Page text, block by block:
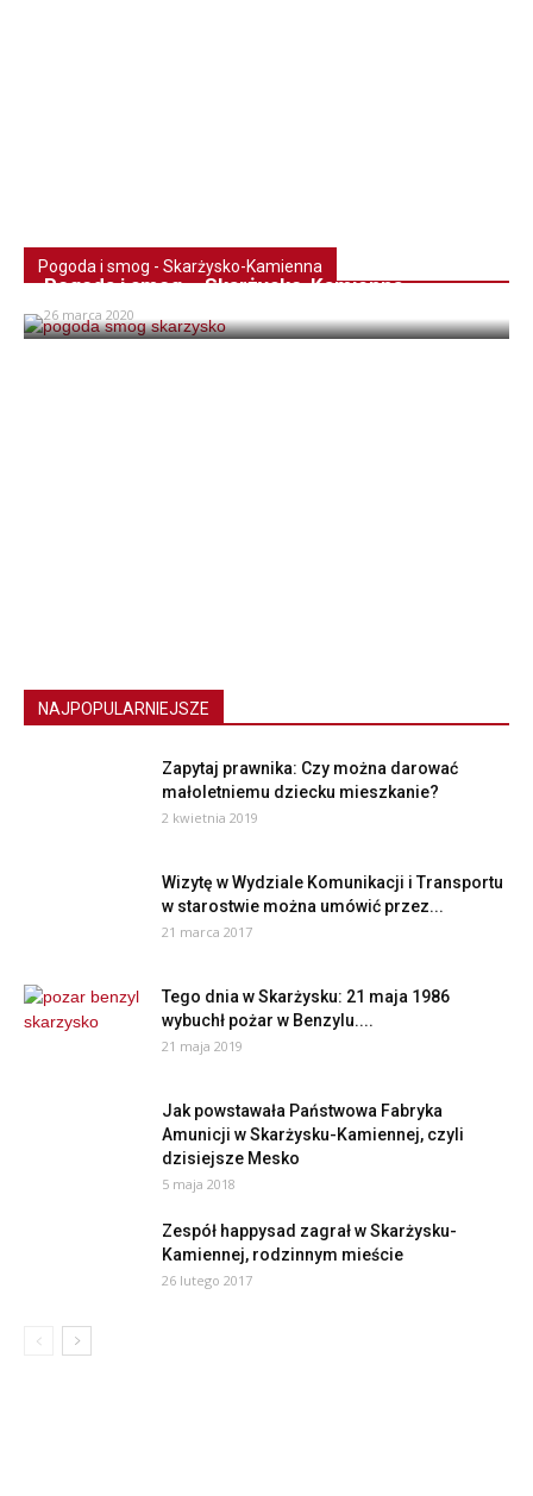
Pogoda i smog - Skarżysko-Kamienna
Pogoda i smog – Skarżysko-Kamienna
26 marca 2020
NAJPOPULARNIEJSZE
Zapytaj prawnika: Czy można darować
małoletniemu dziecku mieszkanie?
2 kwietnia 2019
Wizytę w Wydziale Komunikacji i Transportu
w starostwie można umówić przez...
21 marca 2017
Tego dnia w Skarżysku: 21 maja 1986
wybuchł pożar w Benzylu....
21 maja 2019
Jak powstawała Państwowa Fabryka
Amunicji w Skarżysku-Kamiennej, czyli
dzisiejsze Mesko
5 maja 2018
Zespół happysad zagrał w Skarżysku-
Kamiennej, rodzinnym mieście
26 lutego 2017